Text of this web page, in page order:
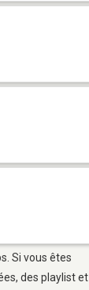
Si vous êtes
des playlist et